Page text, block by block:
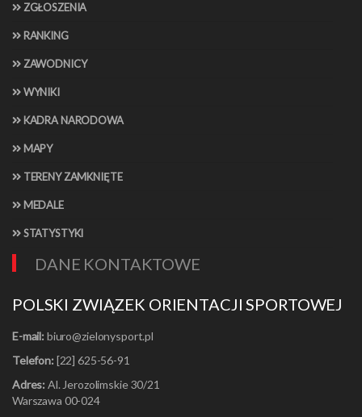
ZGŁOSZENIA
RANKING
ZAWODNICY
WYNIKI
KADRA NARODOWA
MAPY
TERENY ZAMKNIĘTE
MEDALE
STATYSTYKI
DANE KONTAKTOWE
POLSKI ZWIĄZEK ORIENTACJI SPORTOWEJ
E-mail:
Telefon: [22] 625-56-91
Adres: Al. Jerozolimskie 30/21
Warszawa 00-024